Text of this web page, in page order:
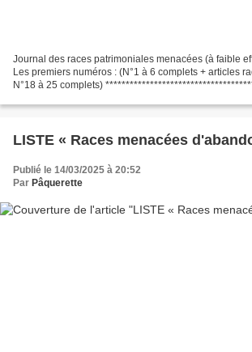
Journal des races patrimoniales menacées (à faible
Les premiers numéros : (N°1 à 6 complets + articles
N°18 à 25 complets)
LISTE « Races menacées
Publié le 14/03/2025 à 20:52
Par Pâquerette